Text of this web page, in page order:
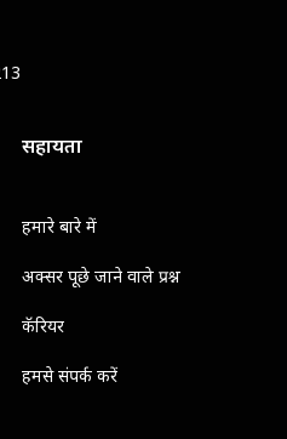
सहायता
हमारे बारे में
अक्सर पूछे जाने वाले प्रश्न
कॅरियर
हमसे संपर्क करें